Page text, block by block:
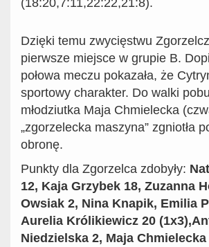
Dzięki temu zwycięstwu
pierwsze miejsce w grupie B.
połowa meczu pokazała, że
sportowy charakter. Do walki
młodziutka Maja Chmielecka
„zgorzelecka maszyna” zgniotła
obronę.
Punkty dla Zgorzelca zdobyły:
12, Kaja Grzybek 18, Zuzanna
Owsiak 2, Nina Knapik, Emilia
Aurelia Królikiewicz 20
Niedzielska 2, Maja Chmielecka